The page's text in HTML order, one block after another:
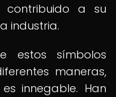
contribuido a su
industria.
estos símbolos
maneras,
innegable. Han